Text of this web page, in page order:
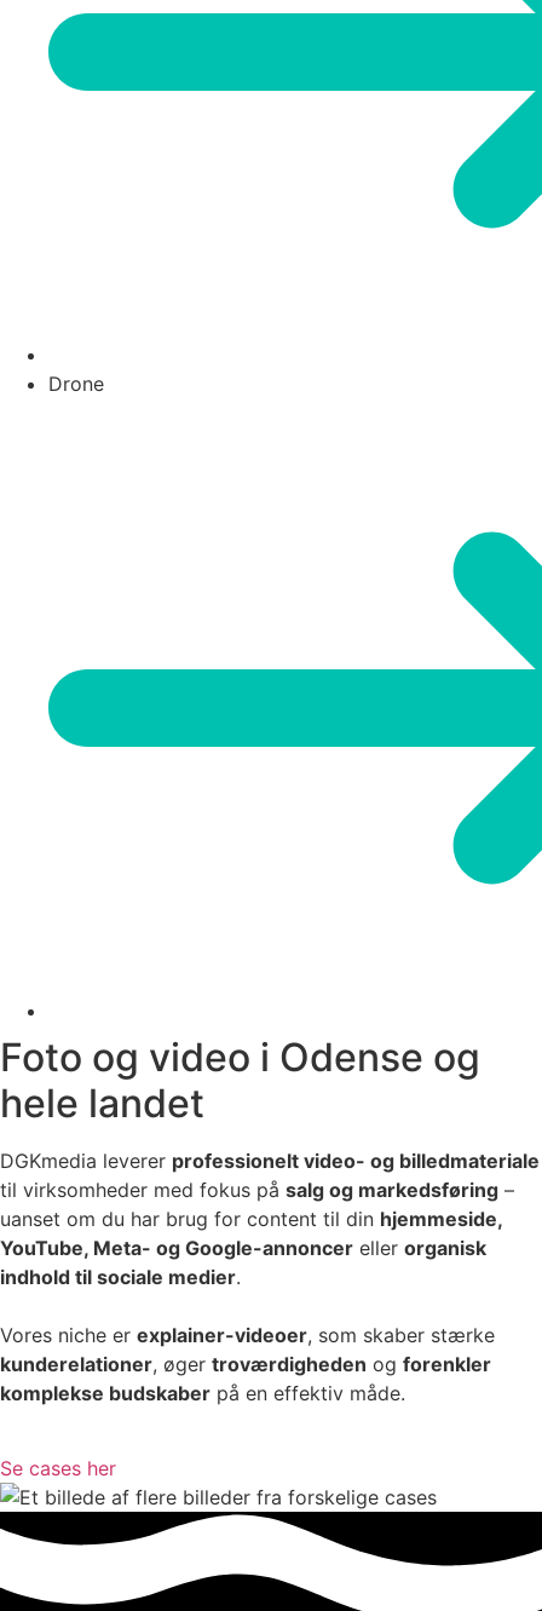
Drone
Foto og video i Odense og
hele landet
DGKmedia leverer professionelt video- og billedmateriale
til virksomheder med fokus på salg og markedsføring –
uanset om du har brug for content til din hjemmeside,
YouTube, Meta- og Google-annoncer eller organisk
indhold til sociale medier.
Vores niche er explainer-videoer, som skaber stærke
kunderelationer, øger troværdigheden og forenkler
komplekse budskaber på en effektiv måde.
Se cases her